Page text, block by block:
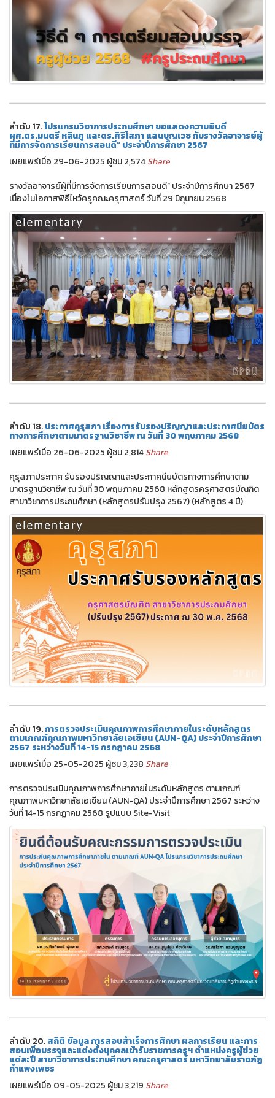
ลำดับ 17.โปรแกรมวิชาการประถมศึกษา ขอแสดงความยินดี
ผศ.ดร.มนตรี หลินภู และดร.ศิริโสภา แสนบุญเวช กับรางวัลอาจารย์ผู้
ที่มีการจัดการเรียนการสอนดี” ประจำปีการศึกษา 2567
เผยแพร่เมื่อ 29-06-2025 ผู้ชม 2,574Share
รางวัลอาจารย์ผู้ที่มีการจัดการเรียนการสอนดี” ประจำปีการศึกษา 2567
เนื่องในโอกาสพิธีไหว้ครูคณะครุศาสตร์ วันที่ 29 มิถุนายน 2568
ลำดับ 18.ประกาศคุรุสภา เรื่องการรับรองปริญญาและประกาศนียบัตร
ทางการศึกษาตามมาตรฐานวิชาชีพ ณ วันที่ 30 พฤษภาคม 2568
เผยแพร่เมื่อ 26-06-2025 ผู้ชม 2,814Share
คุรุสภาประกาศ รับรองปริญญาและประกาศนียบัตรทางการศึกษาตาม
มาตรฐานวิชาชีพ ณ วันที่ 30 พฤษภาคม 2568 หลักสูตรครุศาสตรบัณฑิต
สาขาวิชาการประถมศึกษา (หลักสูตรปรับปรุง 2567) (หลักสูตร 4 ปี)
ลำดับ 19.การตรวจประเมินคุณภาพการศึกษาภายในระดับหลักสูตร
ตามเกณฑ์คุณภาพมหาวิทยาลัยเอเซียน (AUN-QA) ประจำปีการศึกษา
2567 ระหว่างวันที่ 14-15 กรกฏาคม 2568
เผยแพร่เมื่อ 25-05-2025 ผู้ชม 3,238 Share
การตรวจประเมินคุณภาพการศึกษาภายในระดับหลักสูตร ตามเกณฑ์
คุณภาพมหาวิทยาลัยเอเซียน (AUN-QA) ประจำปีการศึกษา 2567 ระหว่าง
วันที่ 14-15 กรกฏาคม 2568 รูปแบบ Site-Visit
ลำดับ 20.สถิติ ข้อมูล การสอบสำเร็จการศึกษา ผลการเรียน และการ
สอบเพื่อบรรจุและแต่งตั้งบุคคลเข้ารับราชการครูฯ ตำแหน่งครูผู้ช่วย
แต่ละปี สาขาวิชาการประถมศึกษา คณะครุศาสตร์ มหาวิทยาลัยราชภัฏ
กำแพงเพชร
เผยแพร่เมื่อ 09-05-2025 ผู้ชม 3,219 Share